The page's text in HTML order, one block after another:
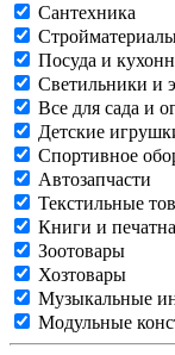
Сантехника
Посуда и
Светильники и
Все для сада и
Детские
Спортивное
Автозапчасти
Текстильные
Книги и
Зоотовары
Хозтовары
Музыкальные
Модульные